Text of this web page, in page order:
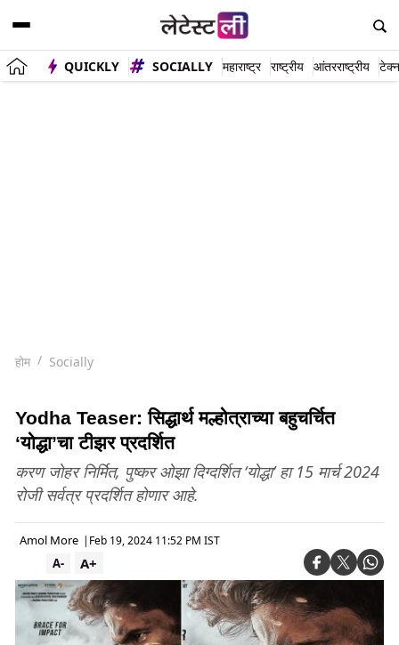
QUICKLY SOCIALLY महाराष्ट्र राष्ट्रीय आंतरराष्ट्रीय
होम Socially
Yodha Teaser: सिद्धार्थ मल्होत्राच्या बहुचर्चित
‘योद्धा’चा टीझर प्रदर्शित
करण जोहर निर्मित, पुष्कर ओझा दिग्दर्शित ‘योद्धा’ हा 15 मार्च 2024
रोजी सर्वत्र प्रदर्शित होणार आहे.
Amol More | Feb 19, 2024 11:52 PM IST
A+
A-